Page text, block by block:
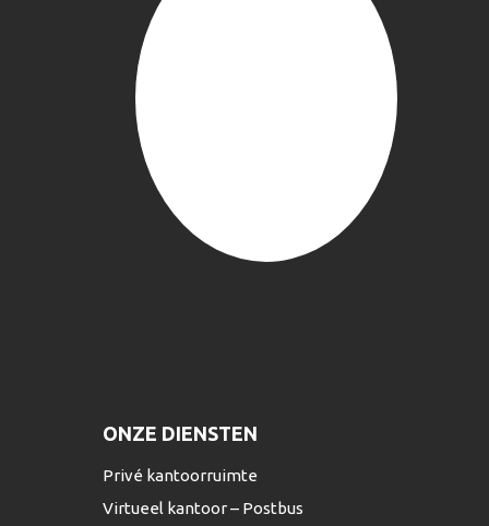
ONZE DIENSTEN
Privé kantoorruimte
Virtueel kantoor – Postbus